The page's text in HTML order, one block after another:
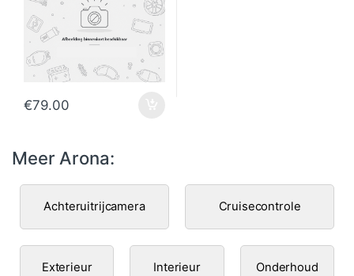
€79.00
Meer Arona:
Achteruitrijcamera Cruisecontrole
Exterieur Interieur Onderhoud